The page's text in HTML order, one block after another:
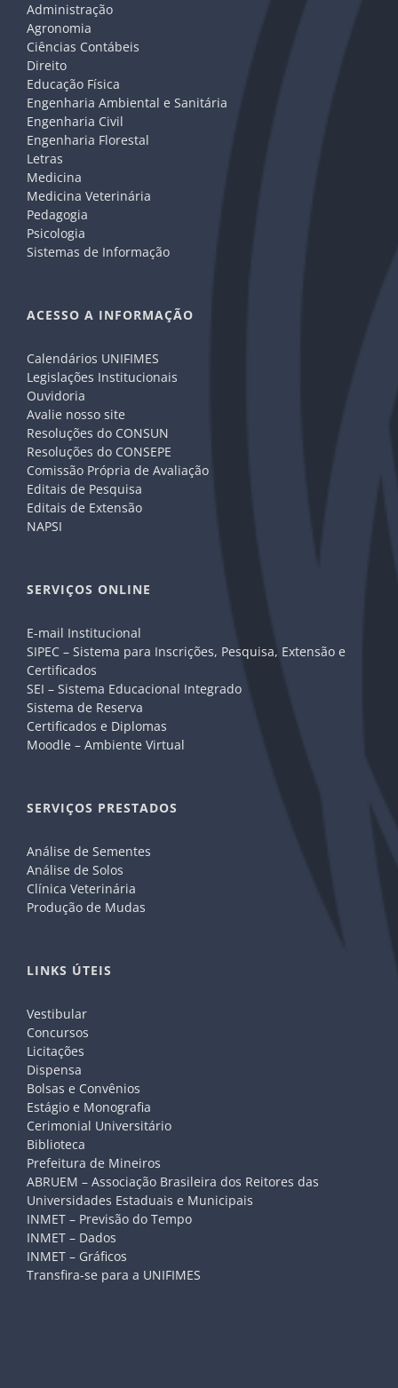
Administração
Agronomia
Ciências Contábeis
Direito
Educação Física
Engenharia Ambiental e Sanitária
Engenharia Civil
Engenharia Florestal
Letras
Medicina
Medicina Veterinária
Pedagogia
Psicologia
Sistemas de Informação
ACESSO A INFORMAÇÃO
Calendários UNIFIMES
Legislações Institucionais
Ouvidoria
Avalie nosso site
Resoluções do CONSUN
Resoluções do CONSEPE
Comissão Própria de Avaliação
Editais de Pesquisa
Editais de Extensão
NAPSI
SERVIÇOS ONLINE
E-mail Institucional
SIPEC – Sistema para Inscrições, Pesquisa, Extensão e
Certificados
SEI – Sistema Educacional Integrado
Sistema de Reserva
Certificados e Diplomas
Moodle – Ambiente Virtual
SERVIÇOS PRESTADOS
Análise de Sementes
Análise de Solos
Clínica Veterinária
Produção de Mudas
LINKS ÚTEIS
Vestibular
Concursos
Licitações
Dispensa
Bolsas e Convênios
Estágio e Monografia
Cerimonial Universitário
Biblioteca
Prefeitura de Mineiros
ABRUEM – Associação Brasileira dos Reitores das
Universidades Estaduais e Municipais
INMET – Previsão do Tempo
INMET – Dados
INMET – Gráficos
Transfira-se para a UNIFIMES